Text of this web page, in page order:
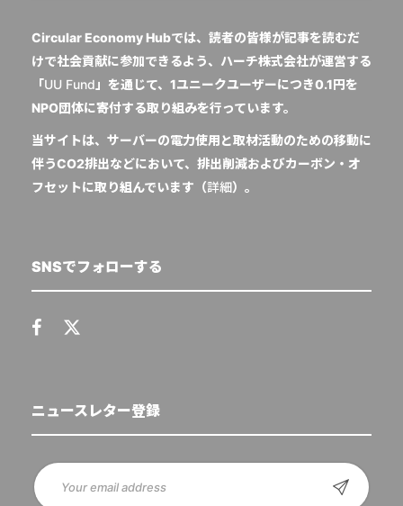
Circular Economy Hubでは、読者の皆様が記事を読むだ
けで社会貢献に参加できるよう、ハーチ株式会社が運営する
「UU Fund 」を通じて、1ユニークユーザーにつき0.1円を
NPO団体に寄付する取り組みを行っています。
当サイトは、サーバーの電力使用と取材活動のための移動に
伴うCO2排出などにおいて、排出削減およびカーボン・オ
フセットに取り組んでいます（詳細）。
SNSでフォローする
ニュースレター登録